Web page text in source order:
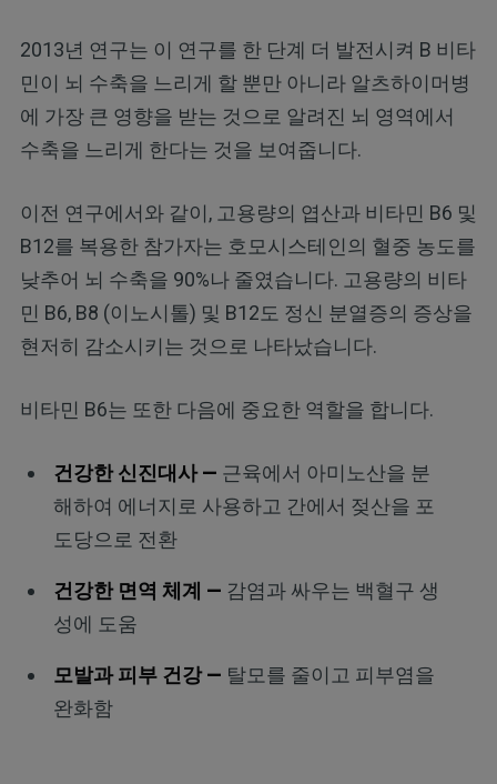
2013년 연구는 이 연구를 한 단계 더 발전시켜 B 비타
민이 뇌 수축을 느리게 할 뿐만 아니라 알츠하이머병
에 가장 큰 영향을 받는 것으로 알려진 뇌 영역에서
수축을 느리게 한다는 것을 보여줍니다.
이전 연구에서와 같이, 고용량의 엽산과 비타민 B6 및
B12를 복용한 참가자는 호모시스테인의 혈중 농도를
낮추어 뇌 수축을 90%나 줄였습니다. 고용량의 비타
민 B6, B8 (이노시톨) 및 B12도 정신 분열증의 증상을
현저히 감소시키는 것으로 나타났습니다.
비타민 B6는 또한 다음에 중요한 역할을 합니다.
건강한 신진대사 — 근육에서 아미노산을 분
해하여 에너지로 사용하고 간에서 젖산을 포
도당으로 전환
건강한 면역 체계 — 감염과 싸우는 백혈구 생
성에 도움
모발과 피부 건강 — 탈모를 줄이고 피부염을
완화함